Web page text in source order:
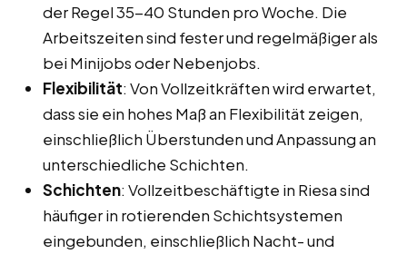
der Regel 35-40 Stunden pro Woche. Die
Arbeitszeiten sind fester und regelmäßiger als
bei Minijobs oder Nebenjobs.
Flexibilität: Von Vollzeitkräften wird erwartet,
dass sie ein hohes Maß an Flexibilität zeigen,
einschließlich Überstunden und Anpassung an
unterschiedliche Schichten.
Schichten: Vollzeitbeschäftigte in Riesa sind
häufiger in rotierenden Schichtsystemen
eingebunden, einschließlich Nacht- und